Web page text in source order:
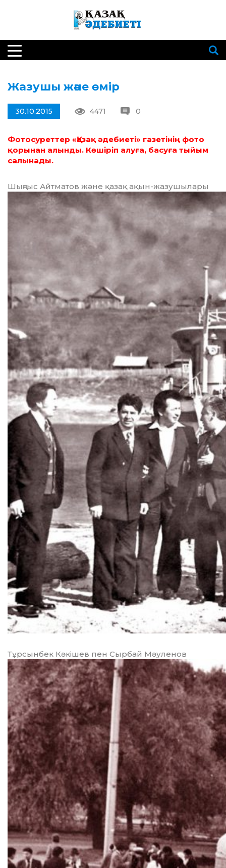
Жазушы және өмір
30.10.2015 4471 0
Фотосуреттер «Қазақ әдебиеті» газетінің фото
қорынан алынды. Көшіріп алуға, басуға тыйым
салынады.
Шыңғыс Айтматов және қазақ ақын-жазушылары
Тұрсынбек Кәкішев пен Сырбай Мәуленов